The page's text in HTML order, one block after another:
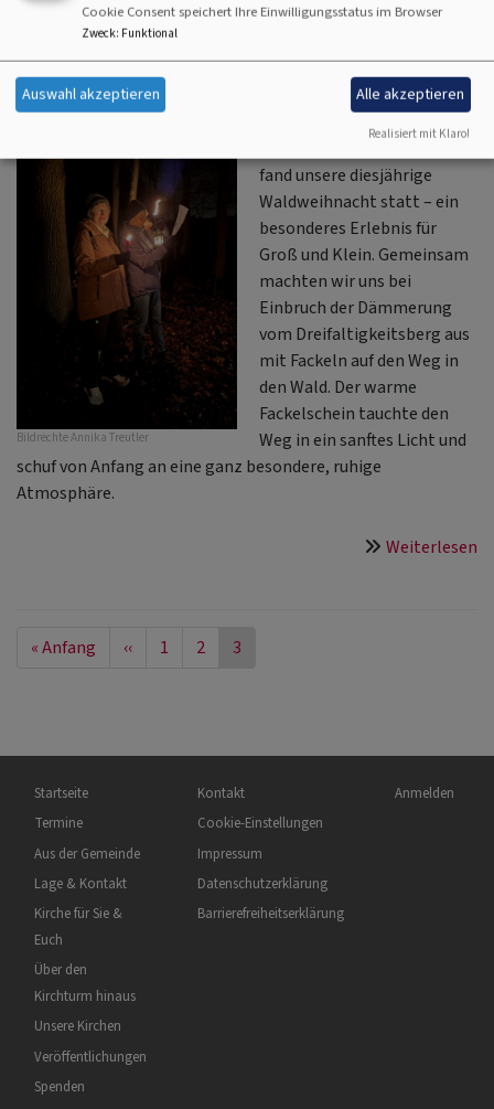
Rückblick auf unsere
besinnliche Waldweihnacht
BildrechteAnnika Treutler
fand unsere diesjährige
Waldweihnacht statt – ein
besonderes Erlebnis für
Groß und Klein. Gemeinsam
machten wir uns bei
Einbruch der Dämmerung
vom Dreifaltigkeitsberg aus
mit Fackeln auf den Weg in
den Wald. Der warme
Fackelschein tauchte den
Weg in ein sanftes Licht und
schuf von Anfang an eine ganz besondere, ruhige
Atmosphäre.
Weiterlesen
Seitennummerierung
First
« Anfang
Vorherige
‹‹ Seite
1 Seite
2
Aktuelle
3
Hauptnavigation
Startseite
Termine
Aus der Gemeinde
Lage & Kontakt
Kirche für Sie &
Euch
Über den
Kirchturm hinaus
Unsere Kirchen
Veröffentlichungen
Spenden
Fußbereichsmenü
Kontakt
Cookie-Einstellungen
Impressum
Datenschutzerklärung
Barrierefreiheitserklärung
Benutzermenü
Anmelden
Cookie Consent speichert Ihre Einwilligungsstatus im Browser
Zweck: Funktional
Auswahl akzeptieren Alle akzeptieren
Realisiert mit Klaro!